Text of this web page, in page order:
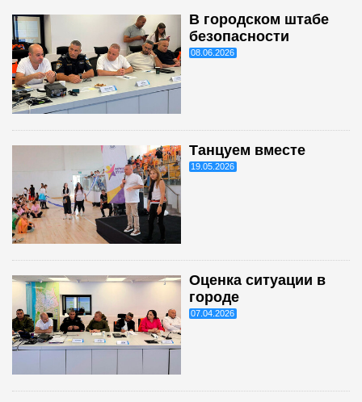
В городском штабе
безопасности
08.06.2026
Танцуем вместе
19.05.2026
Оценка ситуации в
городе
07.04.2026